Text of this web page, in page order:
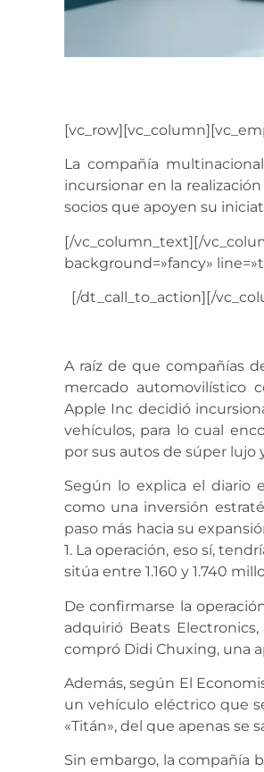
La compañía
incursionar en la
socios que apoyen su
[/vc_column_text][/
background=»fancy»
[/dt_call_to_action][/
A raíz de que compañías
mercado automovilístico
Apple Inc decidió
vehículos, para lo cual
por sus autos de súper lujo
Según lo explica el diario
como una inversión
paso más hacia su
1. La operación, eso sí,
sitúa entre 1.160 y 1.740
De confirmarse la
adquirió Beats
compró Didi Chuxing, una
Además, según El
un vehículo eléctrico que
«Titán», del que apenas se
Sin embargo, la compañía